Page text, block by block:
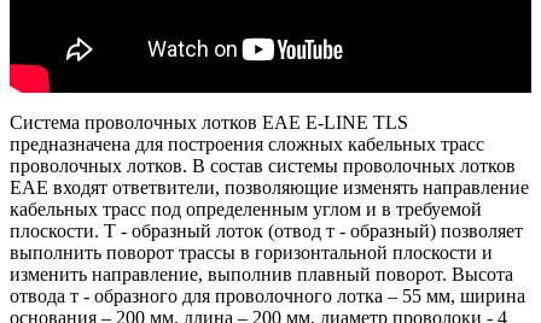
Система проволочныx лотков ЕАЕ E-LINE TLS
предназначена для построения сложных кабельныx трасс
проволочных лотков. В состав системы проволочных лотков
EAE входят ответвители, позволяющие изменять направление
кабельных трасс под определенным углом и в требуемой
плоскости. Т - образный лоток (отвод т - образный) позволяет
выполнить поворот трассы в горизонтальной плоскости и
изменить направление, выполнив плавный поворот. Высота
отвода т - образного для проволочного лотка – 55 мм, ширина
основания – 200 мм, длина – 200 мм, диаметр проволоки - 4